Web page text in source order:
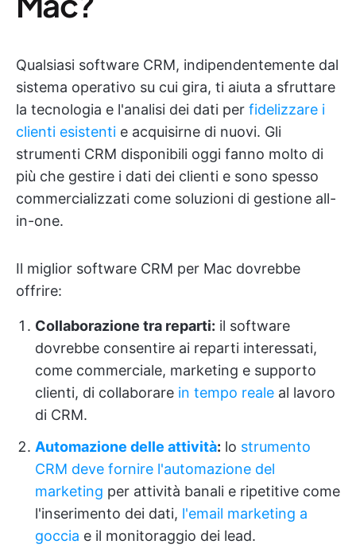
Qualsiasi software CRM, indipendentemente dal
sistema operativo su cui gira, ti aiuta a sfruttare
la tecnologia e l'analisi dei dati per fidelizzare i
clienti esistenti e acquisirne di nuovi. Gli
strumenti CRM disponibili oggi fanno molto di
più che gestire i dati dei clienti e sono spesso
commercializzati come soluzioni di gestione all-
in-one.
Il miglior software CRM per Mac dovrebbe
offrire:
Collaborazione tra reparti: il software
dovrebbe consentire ai reparti interessati,
come commerciale, marketing e supporto
clienti, di collaborare in tempo reale al lavoro
di CRM.
Automazione delle attività: lo strumento
CRM deve fornire l'automazione del
marketing per attività banali e ripetitive come
l'inserimento dei dati, l'email marketing a
goccia e il monitoraggio dei lead.